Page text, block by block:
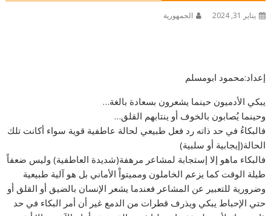
يناير 31, 2024 الجمهورية
إعداد:محمود ابومسلم
يبكي الأدميون حينما يشعرون بسعادة بالغة…
وحينما يُصابون بالخوف أو ينتابهم القلق…
فالبكاءُ في حد ذاته رد فعل طبيعي لحالة عاطفية قوية سواء أكانت تلك
الحالة(إيجابية أو سلبية)
فالبكاء ماهو إلا إستجابة لمشاعر مرهفة(شديدة العاطفية) وليس ضعفاً
طيلة الوقت كما يزعم الخاملون ومميتواْ الأماني بل هو آلية طبيعية
وضرورية للتعبير عن المشاعر فعندما يشعر الإنسان بالضيق أو القلق أو
حتي الإحباط يبكي ويذرف قطرات من الدمع غير أن أمر البكاء في حد